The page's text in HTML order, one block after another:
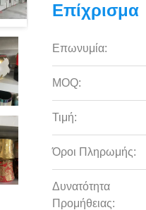
Επίχρισμα
Επωνυμία:
MOQ:
Τιμή:
Όροι Πληρωμής:
Δυνατότητα
Προμήθειας: